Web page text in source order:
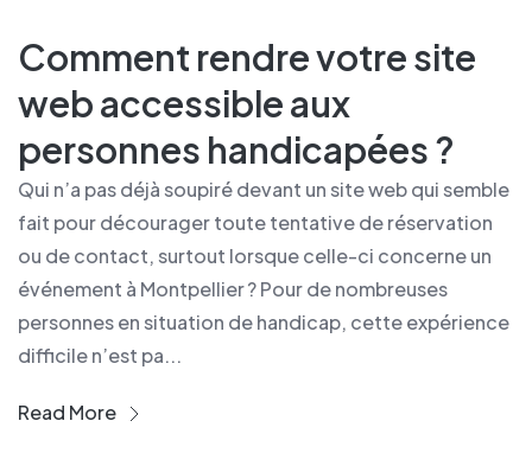
Comment rendre votre site
web accessible aux
personnes handicapées ?
Qui n’a pas déjà soupiré devant un site web qui semble
fait pour décourager toute tentative de réservation
ou de contact, surtout lorsque celle-ci concerne un
événement à Montpellier ? Pour de nombreuses
personnes en situation de handicap, cette expérience
difficile n’est pa...
Read More